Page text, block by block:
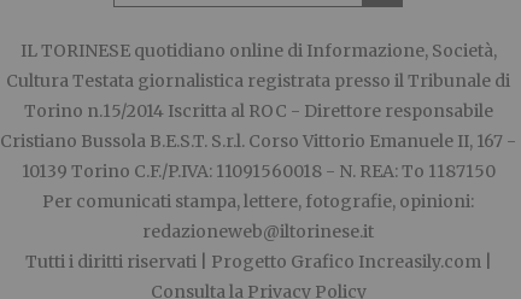
IL TORINESEquotidiano online di Informazione, Società,
Cultura Testata giornalistica registrata presso il Tribunale di
Torino n.15/2014 Iscritta al ROC - Direttore responsabile
Cristiano Bussola B.E.S.T. S.r.l. Corso Vittorio Emanuele II, 167 -
10139 Torino C.F./P.IVA: 11091560018 - N. REA: To 1187150
Per comunicati stampa, lettere, fotografie, opinioni:
redazioneweb@iltorinese.it
Tutti i diritti riservati | Progetto Grafico Increasily.com|
Consulta la Privacy Policy